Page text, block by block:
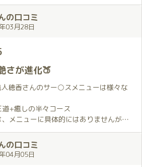
抽象的なお願いをしましたが、ほのか
衣装で応えてくれました😲。
ドキしちゃいました💓。
ら始まるプ〇イの詳細については割愛
んのホスピタリティに溢れたサー〇ス
んを最初にお会いした時より見つめる
す😄。
話も、こちらからの何気無い話はもち
にもちゃんと返してくれて癒されまし
時まで終始恋人とのデートをしている
。
の口コミ
03月28日
さが進化🍑
穂香さんのサー○スメニューは様々な
+癒しの半々コース
メニューに具体的にはありませんが、
れるおもてなしと癒しのホスピタリテ
り、絶妙で最高にいいんです！
ホスピタリティは、お会いする毎に妖
感じてしまいます。
の口コミ
04月05日